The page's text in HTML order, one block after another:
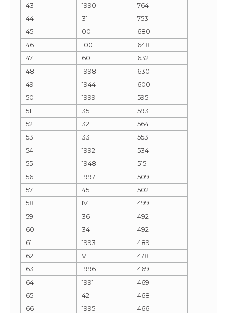
43
1990
764
44
31
753
45
00
680
46
100
648
47
60
632
48
1998
630
49
1944
600
50
1999
595
51
35
593
52
32
564
53
33
553
54
1992
534
55
1948
515
56
1997
509
57
45
502
58
IV
499
59
36
492
60
34
492
61
1993
489
62
V
478
63
1996
469
64
1991
469
65
42
468
66
1995
466